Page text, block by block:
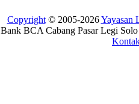
Copyright© 2005-2026Yayasan
Bank BCA Cabang Pasar Legi